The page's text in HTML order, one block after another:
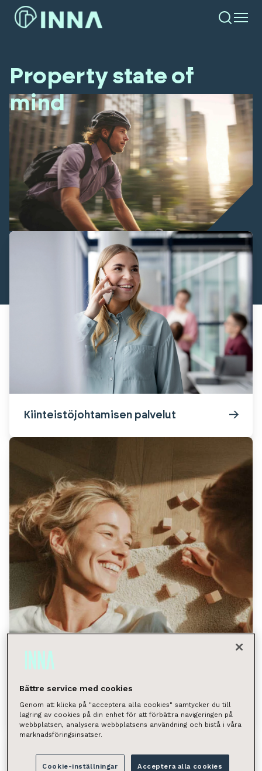
Property state of
mind
Kiinteistöjohtamisen palvelut
Vuokra-asunnot
Bättre service med cookies
Genom att klicka på "acceptera alla cookies" samtycker du till
lagring av cookies på din enhet för att förbättra navigeringen på
webbplatsen, analysera webbplatsens användning och bistå i våra
marknadsföringsinsatser.
Cookie-inställningar Acceptera alla cookies